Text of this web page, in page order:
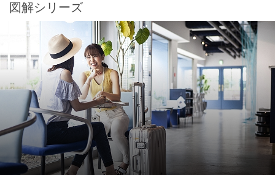
図解シリーズ